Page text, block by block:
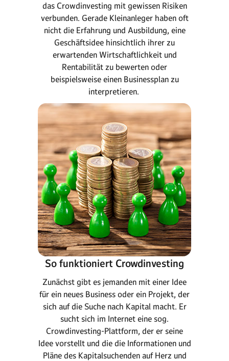
das Crowdinvesting mit gewissen Risiken
verbunden. Gerade Kleinanleger haben oft
nicht die Erfahrung und Ausbildung, eine
Geschäftsidee hinsichtlich ihrer zu
erwartenden Wirtschaftlichkeit und
Rentabilität zu bewerten oder
beispielsweise einen Businessplan zu
interpretieren.
So funktioniert Crowdinvesting
Zunächst gibt es jemanden mit einer Idee
für ein neues Business oder ein Projekt, der
sich auf die Suche nach Kapital macht. Er
sucht sich im Internet eine sog.
Crowdinvesting-Plattform, der er seine
Idee vorstellt und die die Informationen und
Pläne des Kapitalsuchenden auf Herz und